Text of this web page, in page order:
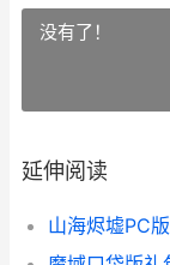
没有了！
延伸阅读
山海烬墟PC